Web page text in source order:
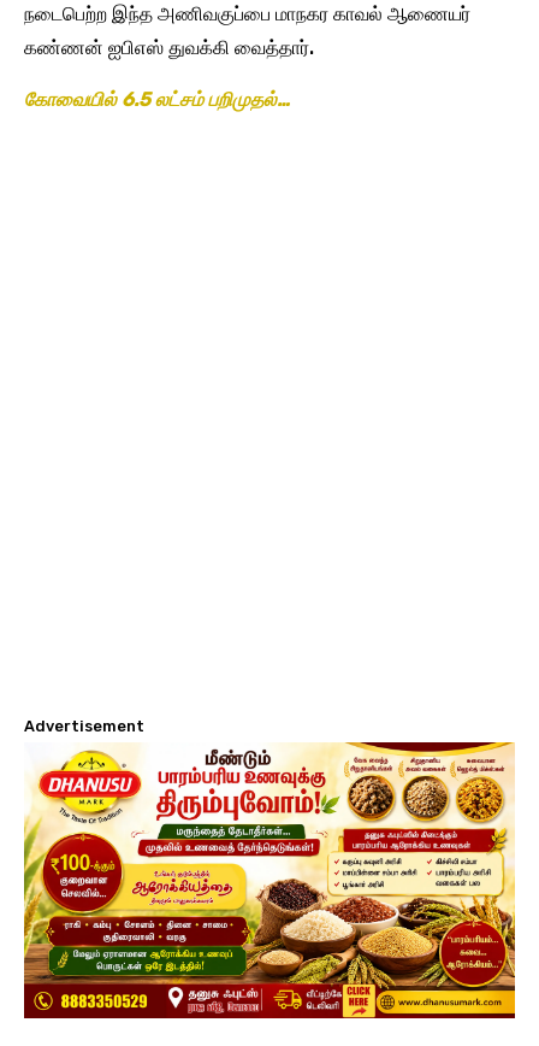
நடைபெற்ற இந்த அணிவகுப்பை மாநகர காவல் ஆணையர்
கண்ணன் ஐபிஎஸ் துவக்கி வைத்தார்.
கோவையில் 6.5 லட்சம் பறிமுதல்…
Advertisement